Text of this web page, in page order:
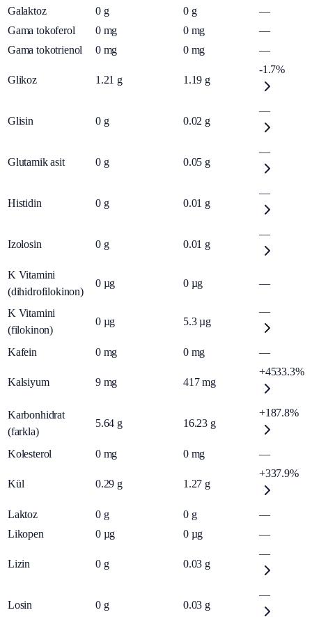
Galaktoz 0 g 0 g
—
Gama tokoferol
0 mg 0 mg
—
Gama tokotrienol
0 mg 0 mg —
Glikoz 1.21 g 1.19 g
-1.7%
Glisin 0 g 0.02 g
—
Glutamik asit 0 g 0.05 g
—
Histidin 0 g 0.01 g
—
Izolosin 0 g 0.01 g
—
K Vitamini
(dihidrofilokinon)
0 µg 0 µg —
K Vitamini
(filokinon)
0 µg 5.3 µg
—
Kafein 0 mg 0 mg —
Kalsiyum 9 mg 417 mg
+4533.3%
Karbonhidrat
(farkla)
5.64 g 16.23 g
+187.8%
Kolesterol 0 mg 0 mg —
Kül 0.29 g 1.27 g
+337.9%
Laktoz 0 g 0 g
—
Likopen
0 µg 0 µg —
Lizin 0 g 0.03 g
—
Losin 0 g 0.03 g
—